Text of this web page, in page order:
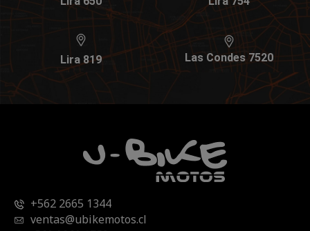
Lira 819 Las Condes 7520
+562 2665 1344
ventas@ubikemotos.cl